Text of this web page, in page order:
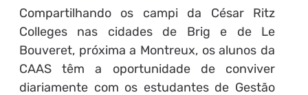
Compartilhando os campi da César Ritz
Colleges nas cidades de Brig e de Le
Bouveret, próxima a Montreux, os alunos da
CAAS têm a oportunidade de conviver
diariamente com os estudantes de Gestão